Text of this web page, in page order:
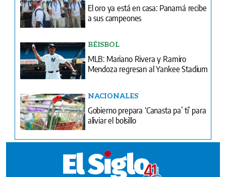
El oro ya está en casa: Panamá recibe
a sus campeones
BÉISBOL
MLB: Mariano Rivera y Ramiro
Mendoza regresan al Yankee Stadium
NACIONALES
Gobierno prepara ‘Canasta pa’ ti’ para
aliviar el bolsillo